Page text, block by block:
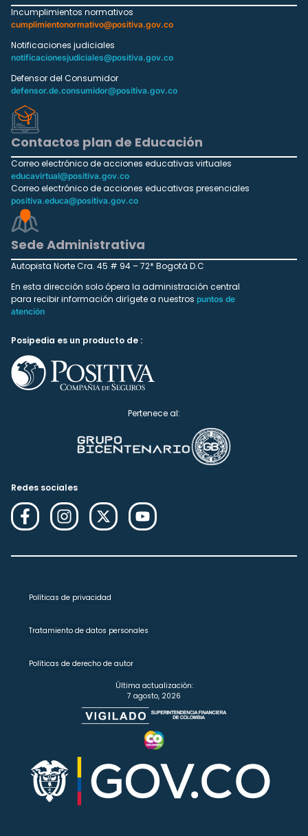
Incumplimientos normativos
cumplimientonormativo@positiva.gov.co
Notificaciones judiciales
notificacionesjudiciales@positiva.gov.co
Defensor del Consumidor
defensor.de.consumidor@positiva.gov.co
Contactos plan de Educación
Correo electrónico de acciones educativas virtuales
educavirtual@positiva.gov.co
Correo electrónico de acciones educativas presenciales
positiva.educa@positiva.gov.co
Sede Administrativa
Autopista Norte Cra. 45 # 94 – 72* Bogotá D.C
En esta dirección solo ópera la administración central
para recibir información dirígete a nuestros puntos de
atención
Posipedia es un producto de :
Pertenece al:
Redes sociales
Políticas de privacidad
Tratamiento de datos personales
Políticas de derecho de autor
Última actualización:
7 agosto, 2026